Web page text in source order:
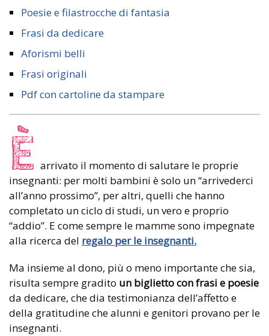
Poesie e filastrocche di fantasia
Frasi da dedicare
Aforismi belli
Frasi originali
Pdf con cartoline da stampare
È arrivato il momento di salutare le proprie
insegnanti: per molti bambini è solo un “arrivederci
all’anno prossimo”, per altri, quelli che hanno
completato un ciclo di studi, un vero e proprio
“addio”. E come sempre le mamme sono impegnate
alla ricerca del regalo per le insegnanti.
Ma insieme al dono, più o meno importante che sia,
risulta sempre gradito un bigliettocon frasi e poesie
da dedicare, che dia testimonianza dell’affetto e
della gratitudine che alunni e genitori provano per le
insegnanti.